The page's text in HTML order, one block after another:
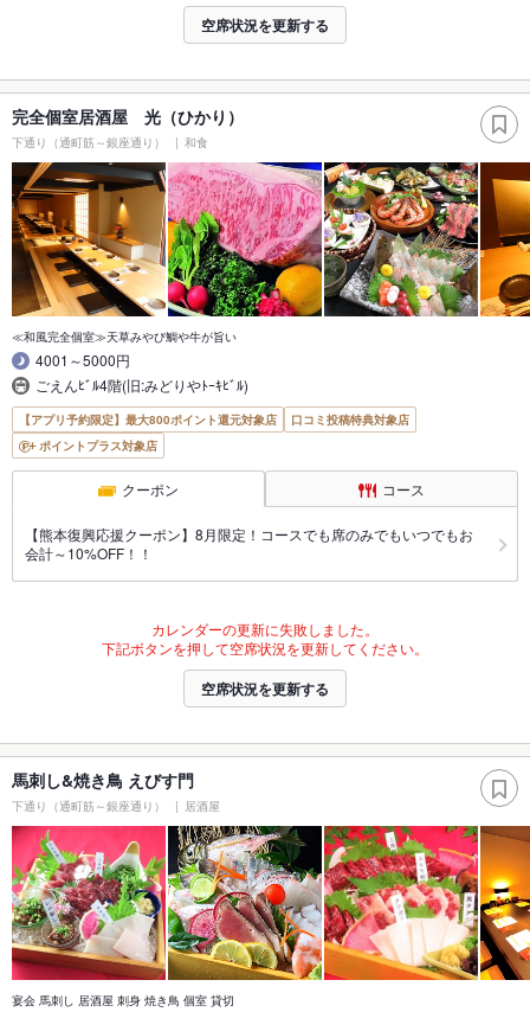
空席状況を更新する
完全個室居酒屋 光（ひかり）
下通り（通町筋～銀座通り） 和食
≪和風完全個室≫天草みやび鯛や牛が旨い
4001～5000円
ごえんﾋﾞﾙ4階(旧:みどりやﾄｰｷﾋﾞﾙ)
【アプリ予約限定】最大800ポイント還元対象店
口コミ投稿特典対象店
ポイントプラス対象店
クーポン コース
【熊本復興応援クーポン】8月限定！コースでも席のみでもいつでもお
会計～10%OFF！！
カレンダーの更新に失敗しました。
下記ボタンを押して空席状況を更新してください。
空席状況を更新する
馬刺し&焼き鳥 えびす門
下通り（通町筋～銀座通り） 居酒屋
宴会 馬刺し 居酒屋 刺身 焼き鳥 個室 貸切